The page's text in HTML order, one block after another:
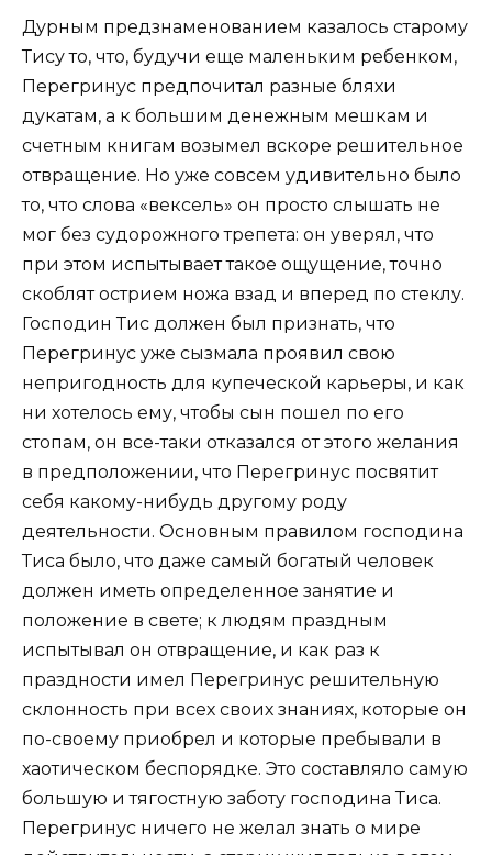
Дурным предзнаменованием казалось старому
Тису то, что, будучи еще маленьким ребенком,
Перегринус предпочитал разные бляхи
дукатам, а к большим денежным мешкам и
счетным книгам возымел вскоре решительное
отвращение. Но уже совсем удивительно было
то, что слова «вексель» он просто слышать не
мог без судорожного трепета: он уверял, что
при этом испытывает такое ощущение, точно
скоблят острием ножа взад и вперед по стеклу.
Господин Тис должен был признать, что
Перегринус уже сызмала проявил свою
непригодность для купеческой карьеры, и как
ни хотелось ему, чтобы сын пошел по его
стопам, он все-таки отказался от этого желания
в предположении, что Перегринус посвятит
себя какому-нибудь другому роду
деятельности. Основным правилом господина
Тиса было, что даже самый богатый человек
должен иметь определенное занятие и
положение в свете; к людям праздным
испытывал он отвращение, и как раз к
праздности имел Перегринус решительную
склонность при всех своих знаниях, которые он
по-своему приобрел и которые пребывали в
хаотическом беспорядке. Это составляло самую
большую и тягостную заботу господина Тиса.
Перегринус ничего не желал знать о мире